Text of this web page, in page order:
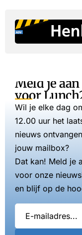
Meld je aan
voor
Wil je elke dag
12.00 uur het
nieuws
jouw mailbox?
Dat kan! Meld je
voor onze
en blijf op de